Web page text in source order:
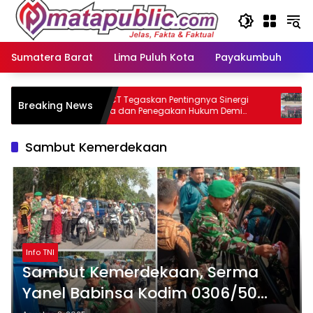
Langsung
konten
Sumatera Barat
Lima Puluh Kota Payakumbuh
Breaking NewsGMOCT Tegaskan Pentingnya Sinergi
Media dan Penegakan Hukum Demi
Masa Depan Kabupaten Limapuluh Kota
Sambut Kemerdekaan
Info TNI
Sambut Kemerdekaan, Serma
Yanel Babinsa Kodim 0306/50